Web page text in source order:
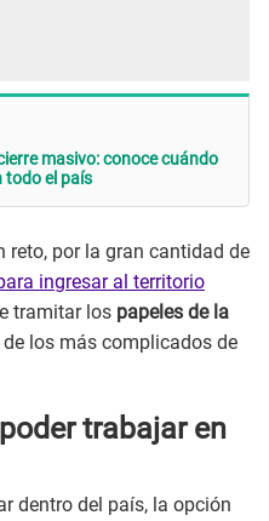
masivo: conoce cuándo
todo el país
reto, por la gran cantidad de
ingresar al territorio
tramitar los papeles de la
los más complicados de
trabajar en
dentro del país, la opción